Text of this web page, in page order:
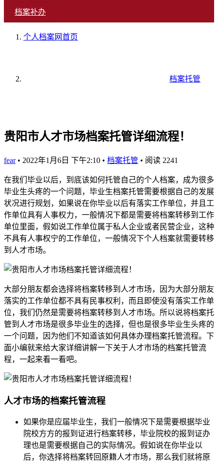
档案补办
个人档案网首页
档案托管
贵阳市人才市场档案托管详细流程！
fear • 2022年1月6日 下午2:10 • 档案托管 • 阅读 2241
在我们毕业以后，到底该如何托管自己的个人档案，成为很多
毕业生头疼的一个问题，毕业生档案托管需要根据自己的发展
状况进行规划，如果说在你毕业以后有落实工作单位，并且工
作单位具有人事权力，一般情况下都是需要将档案转移到工作
单位里面，假如说工作单位属于私人企业或者民营企业，这种
不具有人事权宁的工作单位，一般情况下个人档案就需要转移
到人才市场。
大部分朋友都会选择将档案转移到人才市场，因为大部分朋友
落实的工作单位都不具有民事权利，而且即使没有落实工作单
位，我们仍然是需要将档案转移到人才市场。所以说将档案托
管到人才市场是很多毕业生的选择，但也是很多毕业生头疼的
一个问题，因为他们不知道该如何具体办理档案托管流程。下
面小编就来给大家详细讲解一下关于人才市场的档案托管流
程，一起来看一看吧。
人才市场的档案托管流程
如果你是应届毕业生，我们一般情况下是需要根据毕业
院校方方的报到证进行档案转移，毕业院校的报到证办
理也是需要根据自己的实际情况。假如说在你毕业以
后，你选择将档案转回原籍人才市场，那么我们就将原